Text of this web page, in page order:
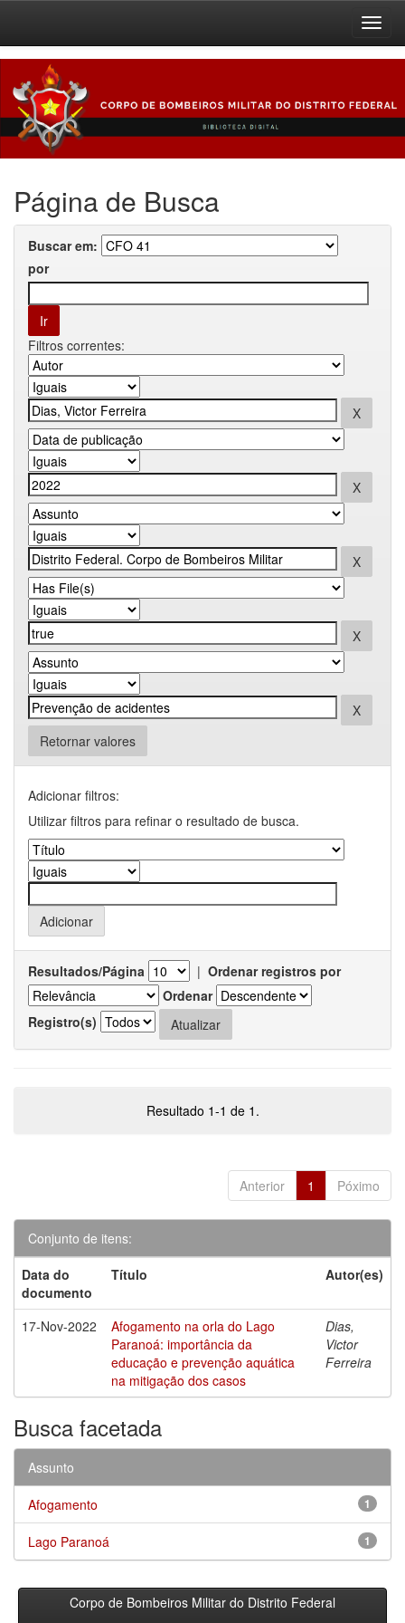
navigation
Página de Busca
Buscar em:
por
Filtros correntes:
Retornar valores
Adicionar filtros:
Utilizar filtros para refinar o resultado de busca.
Resultados/Página | Ordenar registros por
Ordenar
Registro(s)
Resultado 1-1 de 1.
Anterior 1 Póximo
Conjunto de itens:
Data do
documento
Título Autor(es)
17-Nov-2022
Afogamento na orla do Lago
Paranoá: importância da
educação e prevenção aquática
na mitigação dos casos
Dias,
Victor
Ferreira
Busca facetada
Assunto
1
Afogamento
1
Lago Paranoá
Corpo de Bombeiros Militar do Distrito Federal